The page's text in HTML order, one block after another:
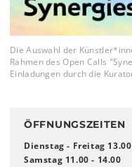
Die Auswahl der
Rahmen des Open Calls
Einladungen durch die
ÖFFNUNGSZEITEN
Dienstag - Freitag
Samstag 11.00 - 14.00